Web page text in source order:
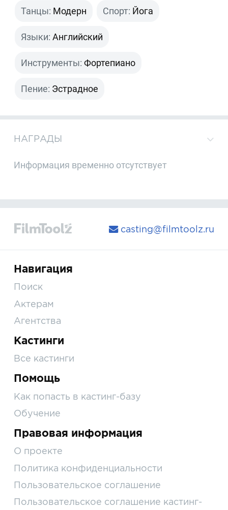
Танцы: Модерн Спорт: Йога
Языки: Английский
Инструменты: Фортепиано
Пение: Эстрадное
НАГРАДЫ
Информация временно отсутствует
casting@filmtoolz.ru
Навигация
Поиск
Актерам
Агентства
Кастинги
Все кастинги
Помощь
Как попасть в кастинг-базу
Обучение
Правовая информация
О проекте
Политика конфиденциальности
Пользовательское соглашение
Пользовательское соглашение кастинг-